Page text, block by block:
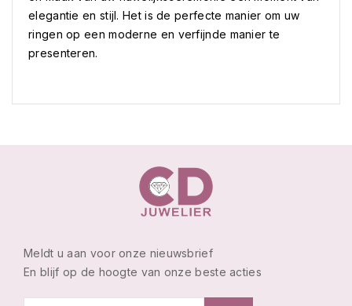
elegantie en stijl. Het is de perfecte manier om uw
ringen op een moderne en verfijnde manier te
presenteren.
Meldt u aan voor onze nieuwsbrief
En blijf op de hoogte van onze beste acties